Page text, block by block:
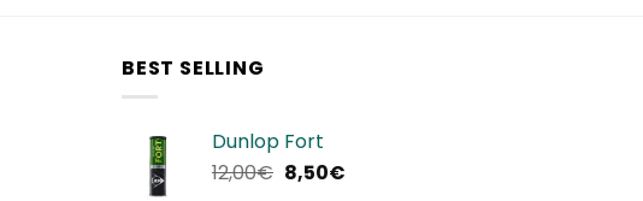
BEST SELLING
Dunlop Fort
12,00€ Il
8,50€Il